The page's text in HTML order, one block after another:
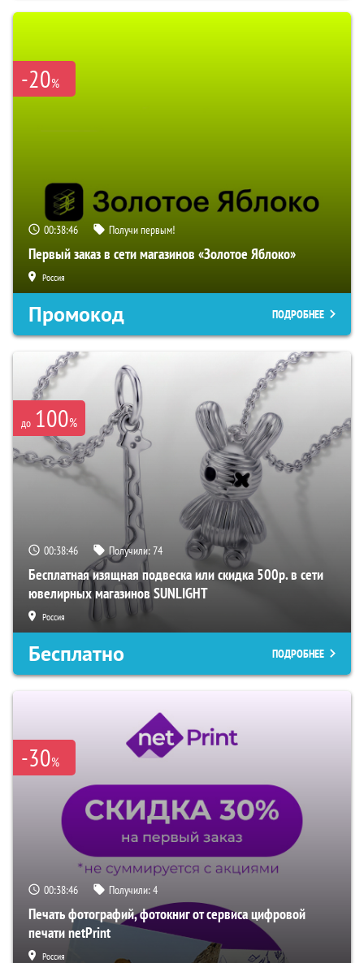
-20%
00:38:45 Получи первым!
Первый заказ в сети магазинов «Золотое Яблоко»
Россия
Промокод ПОДРОБНЕЕ
до 100%
00:38:45 Получили:74
Бесплатная изящная подвеска или скидка 500р. в сети
ювелирных магазинов SUNLIGHT
Россия
Бесплатно ПОДРОБНЕЕ
-30%
00:38:45 Получили:4
Печать фотографий, фотокниг от сервиса цифровой
печати netPrint
Россия